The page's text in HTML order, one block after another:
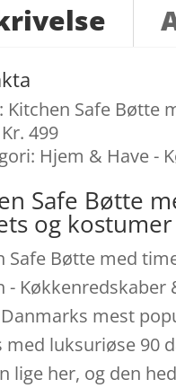
Kitchen Safe Bøtte
499
Hjem & Have -
Safe Bøtte
og kostumer
Safe Bøtte med
-
mest
med luksuriøse 90
lige her, og den